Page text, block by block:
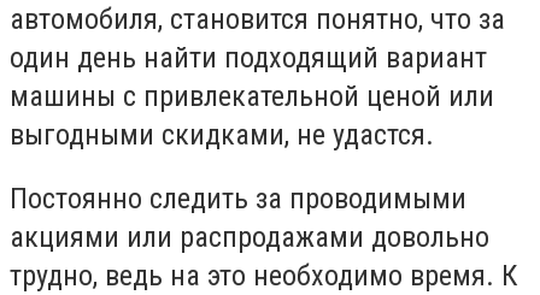
автомобиля, становится понятно, что за
один день найти подходящий вариант
машины с привлекательной ценой или
выгодными скидками, не удастся.
Постоянно следить за проводимыми
акциями или распродажами довольно
трудно, ведь на это необходимо время. К